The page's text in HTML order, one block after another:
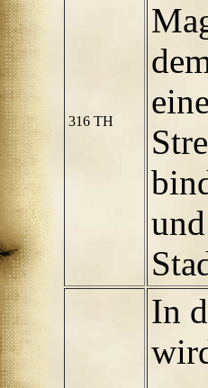
316 TH
In